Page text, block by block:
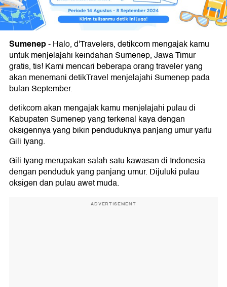
Sumenep-Halo, d'Travelers, detikcom mengajak kamu
untuk menjelajahi keindahan Sumenep, Jawa Timur
gratis, tis! Kami mencari beberapa orang traveler yang
akan menemani detikTravel menjelajahi Sumenep pada
bulan September.
detikcom akan mengajak kamu menjelajahi pulau di
Kabupaten Sumenep yang terkenal kaya dengan
oksigennya yang bikin penduduknya panjang umur yaitu
Gili Iyang.
Gili Iyang merupakan salah satu kawasan di Indonesia
dengan penduduk yang panjang umur. Dijuluki pulau
oksigen dan pulau awet muda.
ADVERTISEMENT